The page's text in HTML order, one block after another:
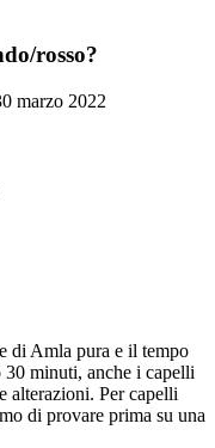
rosso?
marzo 2022
di Amla pura e il tempo
minuti, anche i capelli
alterazioni. Per capelli
di provare prima su una